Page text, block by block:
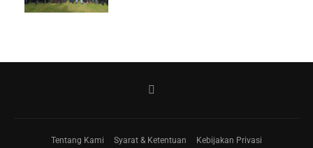
Tentang Kami Syarat & Ketentuan Kebijakan Privasi